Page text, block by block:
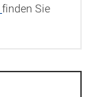
finden Sie